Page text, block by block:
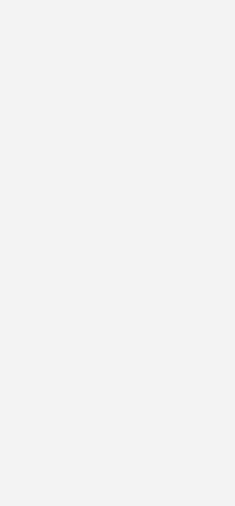
Abweichendes bestimmt ist, trägt der
anfallenden Versandkosten. Die
Händler und Großhändler erfolgt
von GEM ist Stuttgart; Erfüllungsort für
Stuttgart.
Bestellers an einen anderen Ort als
der Gefahrübergang auf den
der Ware an das
der Besteller Unternehmer im
ungeeigneten Verpackung leistet GEM
Verpackung entstandenen
Kosten der Rücksendung der
Lieferungen und